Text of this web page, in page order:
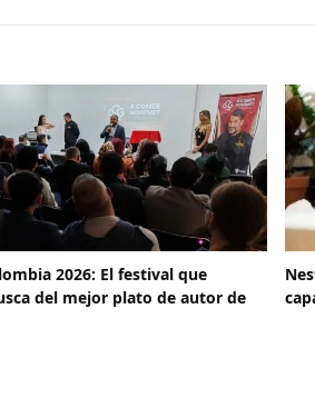
2026: El festival que
del mejor plato de autor de